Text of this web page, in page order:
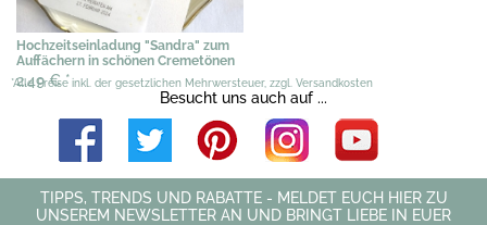
Hochzeitseinladung "Sandra" zum
Auffächern in schönen Cremetönen
2,49 €*
*Alle Preise inkl. der gesetzlichen Mehrwersteuer, zzgl. Versandkosten
Besucht uns auch auf ...
TIPPS, TRENDS UND RABATTE - MELDET EUCH HIER ZU
UNSEREM NEWSLETTER AN UND BRINGT LIEBE IN EUER